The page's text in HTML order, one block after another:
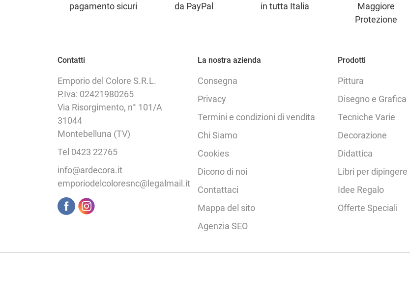
pagamento sicuri
da PayPal
in tutta Italia
Maggiore
Protezione
Contatti
Emporio del Colore S.R.L.
P.Iva: 02421980265
Via Risorgimento, n° 101/A
31044
Montebelluna (TV)
Tel 0423 22765
info@ardecora.it
emporiodelcoloresnc@legalmail.it
La nostra azienda
Consegna
Privacy
Termini e condizioni di vendita
Chi Siamo
Cookies
Dicono di noi
Contattaci
Mappa del sito
Agenzia SEO
Prodotti
Pittura
Disegno e Grafica
Tecniche Varie
Decorazione
Didattica
Libri per dipingere
Idee Regalo
Offerte Speciali